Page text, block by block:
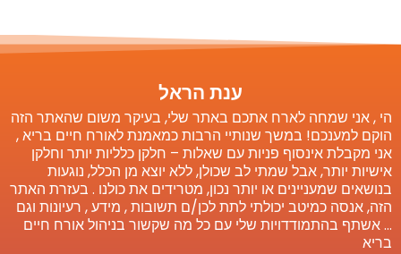
ענת הראל
הי , אני שמחה לארח אתכם באתר שלי, בעיקר משום שהאתר הזה
הוקם למענכם! במשך שנותיי הרבות כמאמנת לאורח חיים בריא ,
אני מקבלת אינסוף פניות עם שאלות – חלקן כלליות יותר וחלקן
אישיות יותר, אבל שמתי לב שכולן, ללא יוצא מן הכלל, נוגעות
בנושאים שמעניינים או יותר נכון, מטרידים את כולנו . בעזרת האתר
הזה, אנסה כמיטב יכולתי לתת לכן/ם תשובות , מידע , רעיונות וגם
… אשתף בהתמודדויות שלי עם כל מה שקשור בניהול אורח חיים
בריא